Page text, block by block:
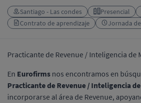
Santiago - Las condes Presencial
Contrato de aprendizaje
Jornada
Practicante de Revenue / Inteligencia de
En Eurofirms nos encontramos en
Practicante de Revenue / Inteligencia
incorporarse al área de Revenue,